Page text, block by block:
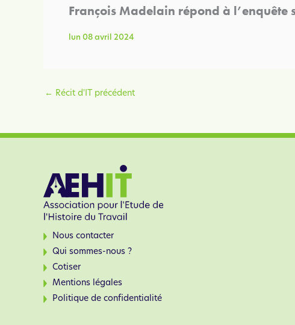
François Madelain répond à l’enquête
lun 08 avril 2024
← Récit d'IT précédent
Nous contacter
Qui sommes-nous ?
Cotiser
Mentions légales
Politique de confidentialité